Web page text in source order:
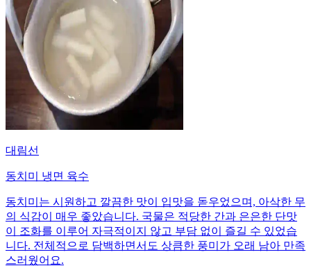
대림선
동치미 냉면 육수
동치미는 시원하고 깔끔한 맛이 입맛을 돋우었으며, 아삭한 무
의 식감이 매우 좋았습니다. 국물은 적당한 간과 은은한 단맛
이 조화를 이루어 자극적이지 않고 부담 없이 즐길 수 있었습
니다. 전체적으로 담백하면서도 상큼한 풍미가 오래 남아 만족
스러웠어요.